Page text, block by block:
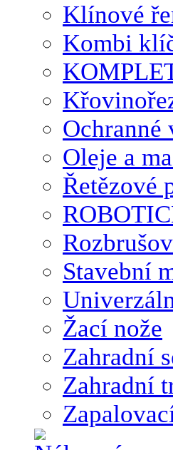
Klínové
Kombi
Ochranné
Oleje a
Řetězové
Stavební
Žací nože
Zahradní
Zahradní